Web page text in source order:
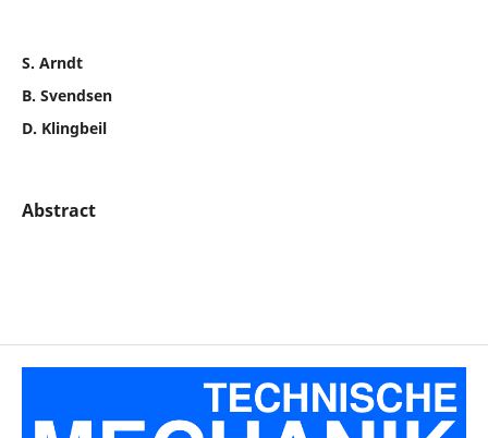
S. Arndt
B. Svendsen
D. Klingbeil
Abstract